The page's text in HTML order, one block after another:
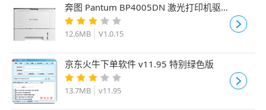
奔图 Pantum BP4005DN 激光打印机驱
动 V1.0.15 安装免费版
12.6MB V1.0.15
京东火牛下单软件 v11.95 特别绿色版
13.7MB v11.95